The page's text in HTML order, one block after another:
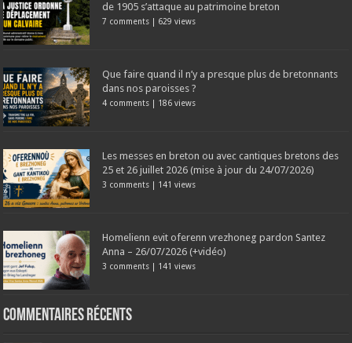
de 1905 s’attaque au patrimoine breton
7 comments | 629 views
Que faire quand il n’y a presque plus de bretonnants
dans nos paroisses ?
4 comments | 186 views
Les messes en breton ou avec cantiques bretons des
25 et 26 juillet 2026 (mise à jour du 24/07/2026)
3 comments | 141 views
Homelienn evit oferenn vrezhoneg pardon Santez
Anna – 26/07/2026 (+vidéo)
3 comments | 141 views
Commentaires récents